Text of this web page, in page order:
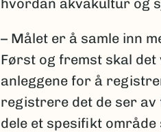
hvordan akvakultur og
– Målet er å samle inn
Først og fremst skal
anleggene for å
registrere det de ser av
dele et spesifikt